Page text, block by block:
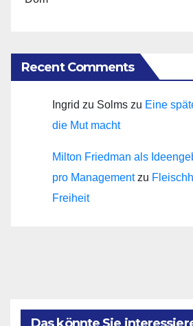
Recent Comments
Ingrid zu Solms zu Eine
die Mut macht
Milton Friedman als
pro Managementzu
Freiheit